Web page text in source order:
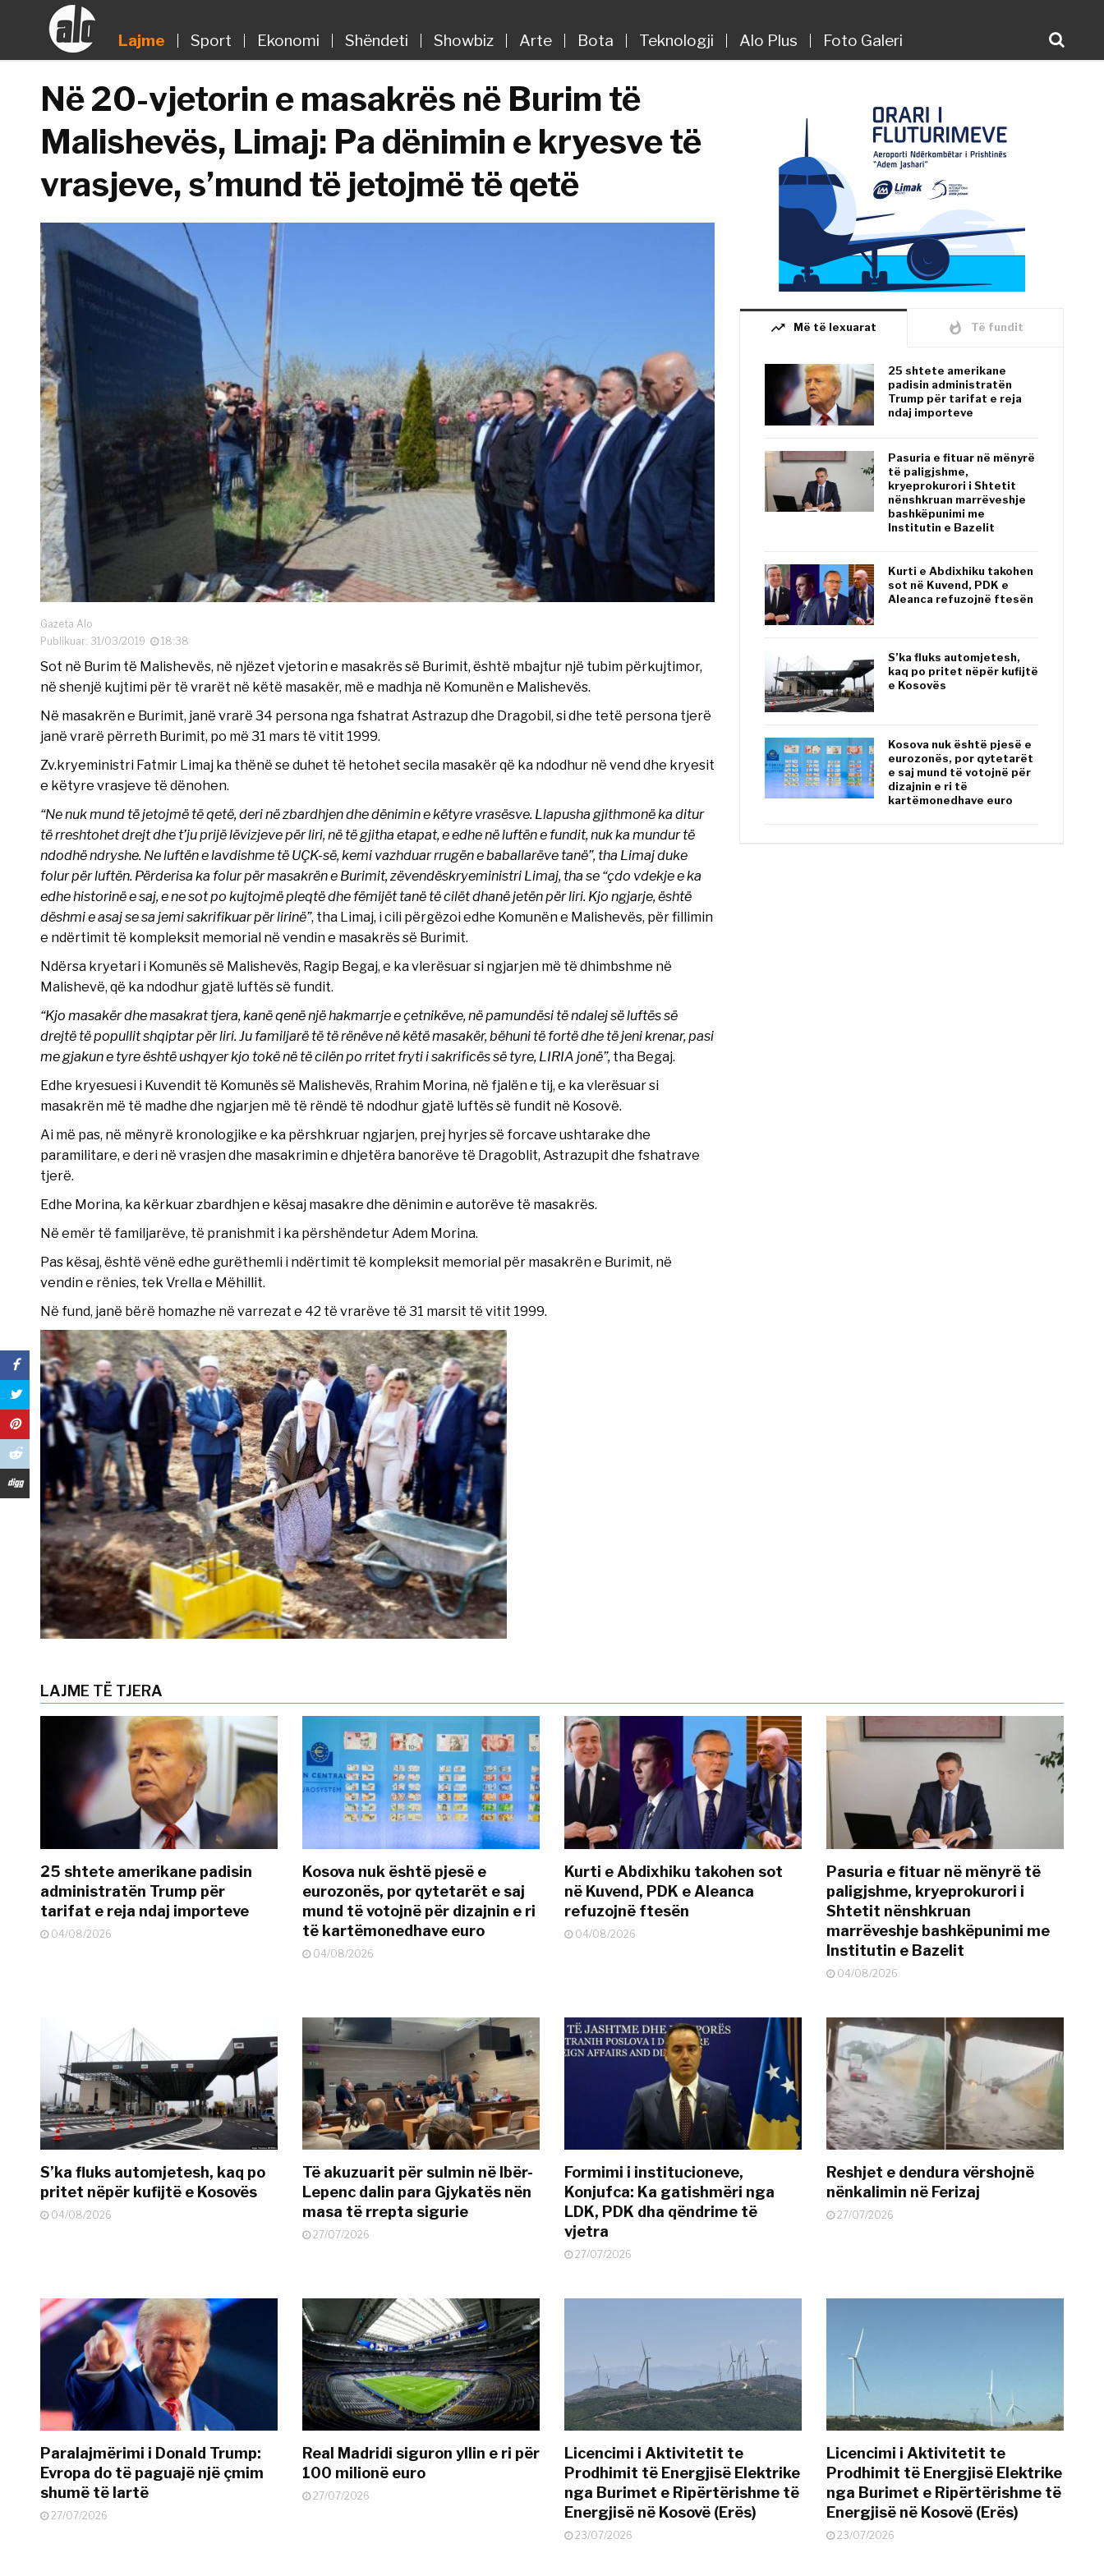
Lajme Sport Ekonomi Shëndeti Showbiz Arte Bota Teknologji Alo Plus Foto Galeri
Në 20-vjetorin e masakrës në Burim të
Malishevës, Limaj: Pa dënimin e kryesve të
vrasjeve, s’mund të jetojmë të qetë
Gazeta Alo
Publikuar: 31/03/2019
18:38
Sot në Burim të Malishevës, në njëzet vjetorin e masakrës së Burimit, është mbajtur një tubim përkujtimor,
në shenjë kujtimi për të vrarët në këtë masakër, më e madhja në Komunën e Malishevës.
Në masakrën e Burimit, janë vrarë 34 persona nga fshatrat Astrazup dhe Dragobil, si dhe tetë persona tjerë
janë vrarë përreth Burimit, po më 31 mars të vitit 1999.
Zv.kryeministri Fatmir Limaj ka thënë se duhet të hetohet secila masakër që ka ndodhur në vend dhe kryesit
e këtyre vrasjeve të dënohen.
“Ne nuk mund të jetojmë të qetë, deri në zbardhjen dhe dënimin e këtyre vrasësve. Llapusha gjithmonë ka ditur
të rreshtohet drejt dhe t’ju prijë lëvizjeve për liri, në të gjitha etapat, e edhe në luftën e fundit, nuk ka mundur të
ndodhë ndryshe. Ne luftën e lavdishme të UÇK-së, kemi vazhduar rrugën e baballarëve tanë”, tha Limaj duke
folur për luftën. Përderisa ka folur për masakrën e Burimit, zëvendëskryeministri Limaj, tha se “çdo vdekje e ka
edhe historinë e saj, e ne sot po kujtojmë pleqtë dhe fëmijët tanë të cilët dhanë jetën për liri. Kjo ngjarje, është
dëshmi e asaj se sa jemi sakrifikuar për lirinë”, tha Limaj, i cili përgëzoi edhe Komunën e Malishevës, për fillimin
e ndërtimit të kompleksit memorial në vendin e masakrës së Burimit.
Ndërsa kryetari i Komunës së Malishevës, Ragip Begaj, e ka vlerësuar si ngjarjen më të dhimbshme në
Malishevë, që ka ndodhur gjatë luftës së fundit.
“Kjo masakër dhe masakrat tjera, kanë qenë një hakmarrje e çetnikëve, në pamundësi të ndalej së luftës së
drejtë të popullit shqiptar për liri. Ju familjarë të të rënëve në këtë masakër, bëhuni të fortë dhe të jeni krenar, pasi
me gjakun e tyre është ushqyer kjo tokë në të cilën po rritet fryti i sakrificës së tyre, LIRIA jonë”,tha Begaj.
Edhe kryesuesi i Kuvendit të Komunës së Malishevës, Rrahim Morina, në fjalën e tij, e ka vlerësuar si
masakrën më të madhe dhe ngjarjen më të rëndë të ndodhur gjatë luftës së fundit në Kosovë.
Ai më pas, në mënyrë kronologjike e ka përshkruar ngjarjen, prej hyrjes së forcave ushtarake dhe
paramilitare, e deri në vrasjen dhe masakrimin e dhjetëra banorëve të Dragoblit, Astrazupit dhe fshatrave
tjerë.
Edhe Morina, ka kërkuar zbardhjen e kësaj masakre dhe dënimin e autorëve të masakrës.
Në emër të familjarëve, të pranishmit i ka përshëndetur Adem Morina.
Pas kësaj, është vënë edhe gurëthemli i ndërtimit të kompleksit memorial për masakrën e Burimit, në
vendin e rënies, tek Vrella e Mëhillit.
Në fund, janë bërë homazhe në varrezat e 42 të vrarëve të 31 marsit të vitit 1999.
trending_up Më të lexuarat whatshot Të fundit
25 shtete amerikane
padisin administratën
Trump për tarifat e reja
ndaj importeve
Pasuria e fituar në mënyrë
të paligjshme,
kryeprokurori i Shtetit
nënshkruan marrëveshje
bashkëpunimi me
Institutin e Bazelit
Kurti e Abdixhiku takohen
sot në Kuvend, PDK e
Aleanca refuzojnë ftesën
S’ka fluks automjetesh,
kaq po pritet nëpër kufijtë
e Kosovës
Kosova nuk është pjesë e
eurozonës, por qytetarët
e saj mund të votojnë për
dizajnin e ri të
kartëmonedhave euro
LAJME TË TJERA
25 shtete amerikane padisin
administratën Trump për
tarifat e reja ndaj importeve
04/08/2026
Kosova nuk është pjesë e
eurozonës, por qytetarët e saj
mund të votojnë për dizajnin e ri
të kartëmonedhave euro
04/08/2026
Kurti e Abdixhiku takohen sot
në Kuvend, PDK e Aleanca
refuzojnë ftesën
04/08/2026
Pasuria e fituar në mënyrë të
paligjshme, kryeprokurori i
Shtetit nënshkruan
marrëveshje bashkëpunimi me
Institutin e Bazelit
04/08/2026
S’ka fluks automjetesh, kaq po
pritet nëpër kufijtë e Kosovës
04/08/2026
Të akuzuarit për sulmin në Ibër-
Lepenc dalin para Gjykatës nën
masa të rrepta sigurie
27/07/2026
Formimi i institucioneve,
Konjufca: Ka gatishmëri nga
LDK, PDK dha qëndrime të
vjetra
27/07/2026
Reshjet e dendura vërshojnë
nënkalimin në Ferizaj
27/07/2026
Paralajmërimi i Donald Trump:
Evropa do të paguajë një çmim
shumë të lartë
27/07/2026
Real Madridi siguron yllin e ri për
100 milionë euro
27/07/2026
Licencimi i Aktivitetit te
Prodhimit të Energjisë Elektrike
nga Burimet e Ripërtërishme të
Energjisë në Kosovë (Erës)
23/07/2026
Licencimi i Aktivitetit te
Prodhimit të Energjisë Elektrike
nga Burimet e Ripërtërishme të
Energjisë në Kosovë (Erës)
23/07/2026